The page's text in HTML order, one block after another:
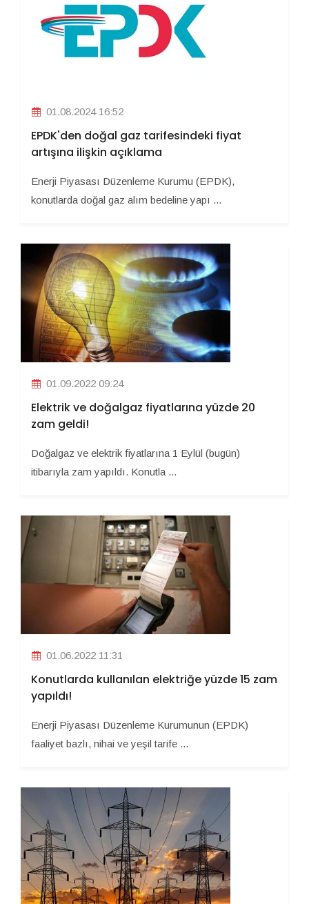
01.08.2024 16:52
EPDK'den doğal gaz tarifesindeki fiyat
artışına ilişkin açıklama
Enerji Piyasası Düzenleme Kurumu (EPDK),
konutlarda doğal gaz alım bedeline yapı ...
01.09.2022 09:24
Elektrik ve doğalgaz fiyatlarına yüzde 20
zam geldi!
Doğalgaz ve elektrik fiyatlarına 1 Eylül (bugün)
itibarıyla zam yapıldı. Konutla ...
01.06.2022 11:31
Konutlarda kullanılan elektriğe yüzde 15 zam
yapıldı!
Enerji Piyasası Düzenleme Kurumunun (EPDK)
faaliyet bazlı, nihai ve yeşil tarife ...